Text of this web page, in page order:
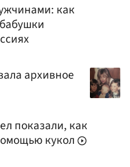
как
архивное
показали, как
кукол